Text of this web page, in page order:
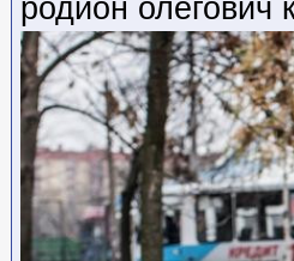
родион олегович